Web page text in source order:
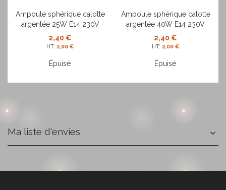
Ampoule sphérique calotte
argentée 25W E14 230V
2,40 €
2,00 €
Épuisé
Ampoule sphérique calotte
argentée 40W E14 230V
2,40 €
2,00 €
Épuisé
Ma liste d'envies